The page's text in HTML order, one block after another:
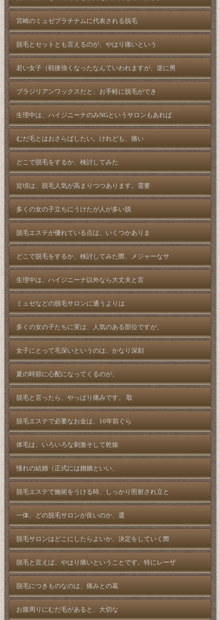
宮崎のミュゼプラチナムに代表される脱毛
脱毛とセットとも言えるのが、やはり痛いという
若い女子（戦後強くなったなんていわれますが、逆に男
ブラジリアンワックスだと、お手軽に脱毛ができ
生理中は、ハイジニーナのみNGというサロンもあれば
むだ毛とはおさらばしたい。けれども、痛い
どこで脱毛をするか、検討してみた
近頃は、脱毛人気が高まりつつあります。需要
多くの女の子立ちにうけたが人が多い脱
脱毛エステが優れている点は、いくつかありま
どこで脱毛をするか、検討してみた際、メジャーなサ
生理中は、ハイジニーナ以外なら大丈夫と言
ミュゼなどの脱毛サロンに通うよりは
多くの女の子たちに実は、人気のある部位ですが、
女子にとって毛深いというのは、かなり深刻
夏の時節に心配になってくるのが、
脱毛と言ったら、やっぱり痛みです。 取
脱毛エステで必要なお金は、10年前ぐら
体毛は、いろいろな刺激そして乾燥
憧れの結婚（正式には婚姻といい、
脱毛エステで施術をうける時、しっかり照射され立と
一体、どの脱毛サロンが良いのか、選
脱毛サロンはどこにしたらよいか、決定をしていく際
脱毛と言えば、やはり痛いということです。特にレーザ
脱毛につきものなのは、痛みとの葛
お腹周りにむだ毛があると、大切な